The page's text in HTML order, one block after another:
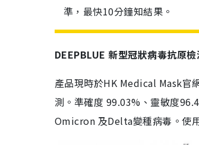
準，最快10分鐘知結果。
DEEPBLUE 新型冠狀病毒抗原
產品現時於HK Medical Mask官
測。準確度 99.03%、靈敏度
Omicron 及Delta變種病毒。使